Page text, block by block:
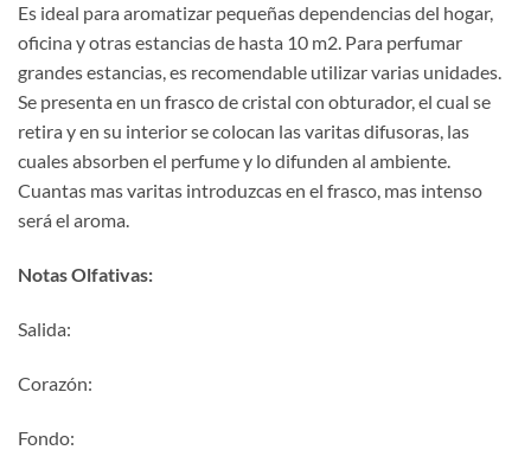
Es ideal para aromatizar pequeñas dependencias del hogar,
oficina y otras estancias de hasta 10 m2. Para perfumar
grandes estancias, es recomendable utilizar varias unidades.
Se presenta en un frasco de cristal con obturador, el cual se
retira y en su interior se colocan las varitas difusoras, las
cuales absorben el perfume y lo difunden al ambiente.
Cuantas mas varitas introduzcas en el frasco, mas intenso
será el aroma.
Notas Olfativas:
Salida:
Corazón:
Fondo: